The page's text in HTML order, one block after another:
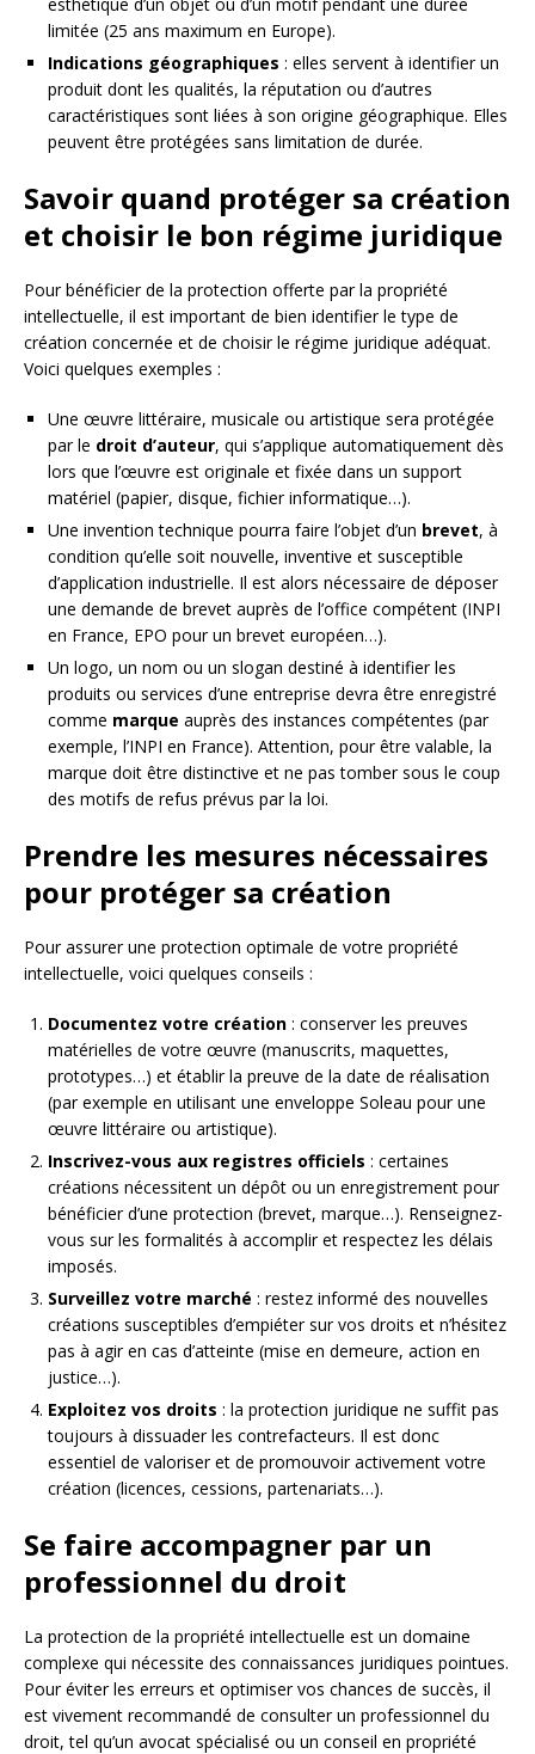
limitée (25 ans maximum en Europe).
Indications géographiques : elles servent à identifier un
produit dont les qualités, la réputation ou d’autres
caractéristiques sont liées à son origine géographique. Elles
peuvent être protégées sans limitation de durée.
Savoir quand protéger sa création
et choisir le bon régime juridique
Pour bénéficier de la protection offerte par la propriété
intellectuelle, il est important de bien identifier le type de
création concernée et de choisir le régime juridique adéquat.
Voici quelques exemples :
Une œuvre littéraire, musicale ou artistique sera protégée
par le droit d’auteur, qui s’applique automatiquement dès
lors que l’œuvre est originale et fixée dans un support
matériel (papier, disque, fichier informatique…).
Une invention technique pourra faire l’objet d’un brevet, à
condition qu’elle soit nouvelle, inventive et susceptible
d’application industrielle. Il est alors nécessaire de déposer
une demande de brevet auprès de l’office compétent (INPI
en France, EPO pour un brevet européen…).
Un logo, un nom ou un slogan destiné à identifier les
produits ou services d’une entreprise devra être enregistré
comme marque auprès des instances compétentes (par
exemple, l’INPI en France). Attention, pour être valable, la
marque doit être distinctive et ne pas tomber sous le coup
des motifs de refus prévus par la loi.
Prendre les mesures nécessaires
pour protéger sa création
Pour assurer une protection optimale de votre propriété
intellectuelle, voici quelques conseils :
Documentez votre création : conserver les preuves
matérielles de votre œuvre (manuscrits, maquettes,
prototypes…) et établir la preuve de la date de réalisation
(par exemple en utilisant une enveloppe Soleau pour une
œuvre littéraire ou artistique).
Inscrivez-vous aux registres officiels : certaines
créations nécessitent un dépôt ou un enregistrement pour
bénéficier d’une protection (brevet, marque…). Renseignez-
vous sur les formalités à accomplir et respectez les délais
imposés.
Surveillez votre marché : restez informé des nouvelles
créations susceptibles d’empiéter sur vos droits et n’hésitez
pas à agir en cas d’atteinte (mise en demeure, action en
justice…).
Exploitez vos droits : la protection juridique ne suffit pas
toujours à dissuader les contrefacteurs. Il est donc
essentiel de valoriser et de promouvoir activement votre
création (licences, cessions, partenariats…).
Se faire accompagner par un
professionnel du droit
La protection de la propriété intellectuelle est un domaine
complexe qui nécessite des connaissances juridiques pointues.
Pour éviter les erreurs et optimiser vos chances de succès, il
est vivement recommandé de consulter un professionnel du
droit, tel qu’un avocat spécialisé ou un conseil en propriété